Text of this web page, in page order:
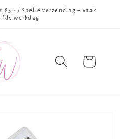
85,- / Snelle verzending – vaak
werkdag
Winkelwagen